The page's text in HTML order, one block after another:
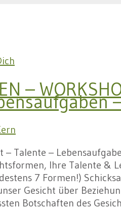
–
Talente –
Ihre Talente &
7 Formen!)
Gesicht über
Botschaften des